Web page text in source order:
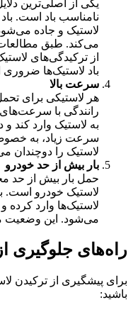
یکی از اصلی‌ترین
نامناسب باد است.
لاستیک و جاده
از ترکیدگی‌های
باد لاستیک‌ها
سرعت بالا
هر لاستیکی برای
رانندگی با سرعت‌های
به لاستیک وارد کند
سرعت زیاد، به
لاستیک را دوچندان
بار بیش از حد خودرو
حمل بار بیش از حد
لاستیک خودرو است.
لاستیک‌ها وارد کرده
می‌شود. این وضعیت
راه‌های جلوگیری
برای پیشگیری از ترکیدن
باشید: